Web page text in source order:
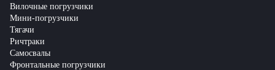
Вилочные погрузчики
Мини-погрузчики
Тягачи
Ричтраки
Самосвалы
Фронтальные погрузчики